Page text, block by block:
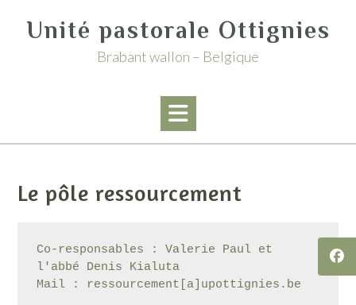
Unité pastorale Ottignies
Brabant wallon – Belgique
Le pôle ressourcement
Co-responsables : Valerie Paul et
l'abbé Denis Kialuta
Mail : ressourcement[a]upottignies.be